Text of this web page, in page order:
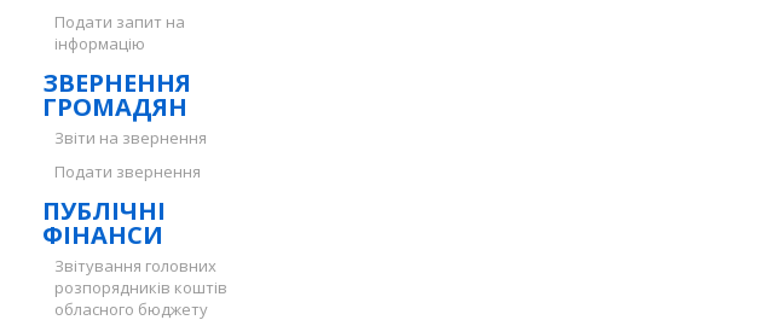
Подати запит на
інформацію
ЗВЕРНЕННЯ
ГРОМАДЯН
Звіти на звернення
Подати звернення
ПУБЛІЧНІ
ФІНАНСИ
Звітування головних
розпорядників коштів
обласного бюджету